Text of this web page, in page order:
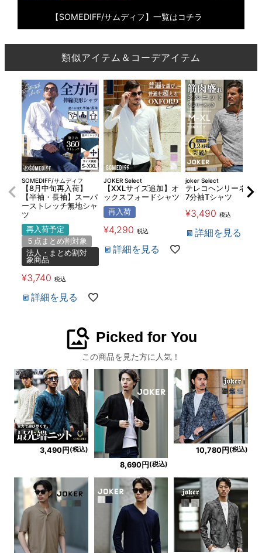
【SOMEDIFF/サムディフ】一覧はコチラ
類似アイテム＆コーデアイテム
SOMEDIFF/サムディフ
【8月中旬再入荷】
【半袖・長袖】スーパ
ーストレッチ無地シャ
ツ
再入荷予定
５点まとめ割対象
法人・まとめ割対
象商品
¥3,740 税込
詳細を見る
JOKER Select
【XXLサイズ追加】オ
ックスフォードシャツ
再入荷
¥4,290 税込
詳細を見る
joker Select
テレコヘンリーネック
7分袖Tシャツ
¥3,490 税込
詳細を見る
image_search Picked for You
この商品を見た方に人気！
3,490円 (税込)
8,690円 (税込)
10,780円 (税込)